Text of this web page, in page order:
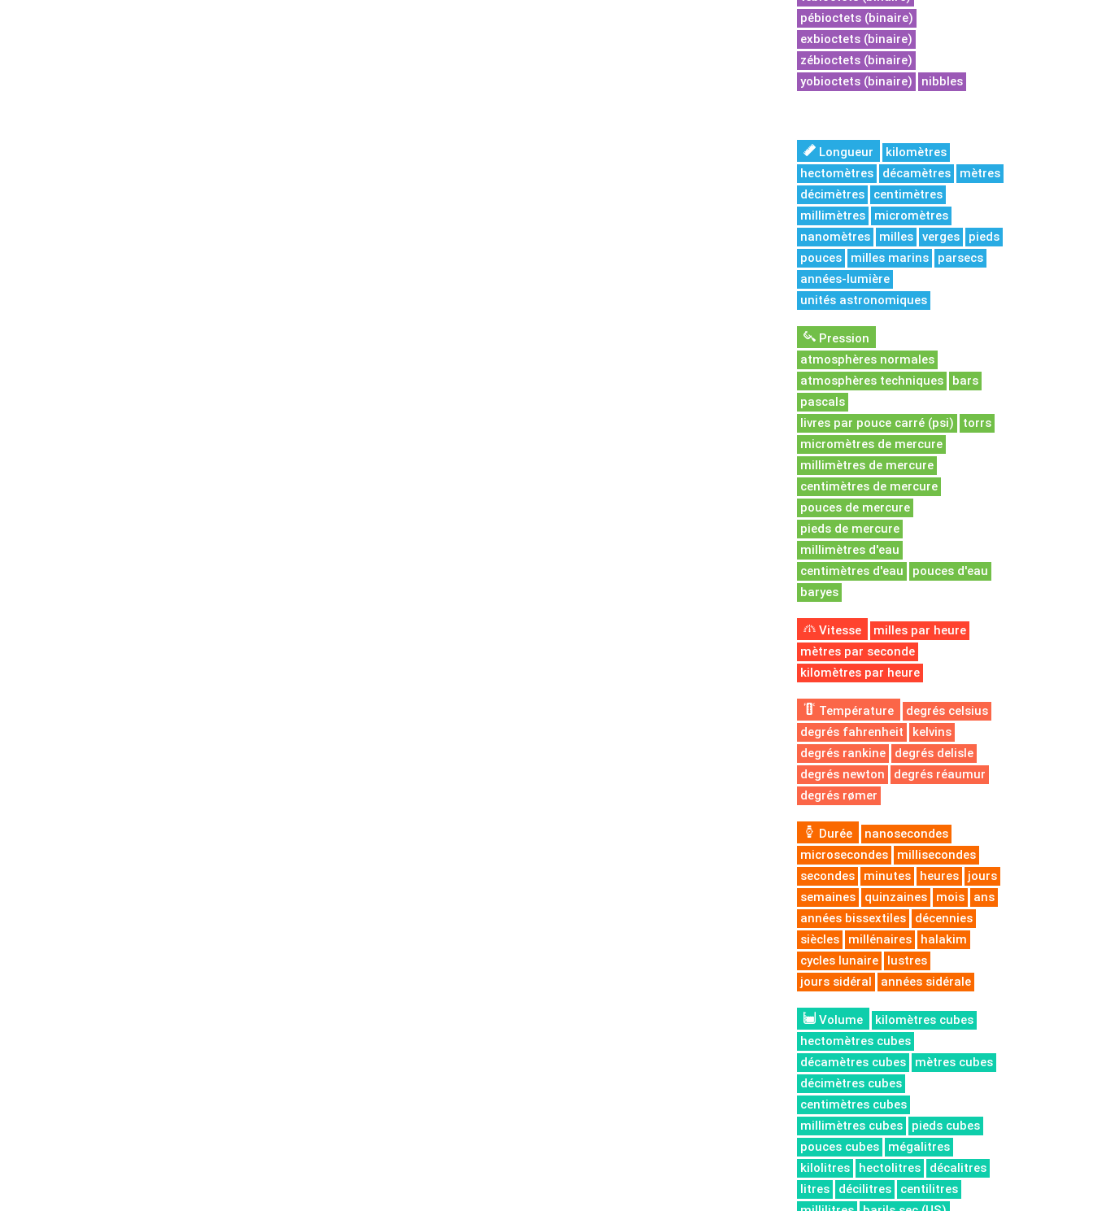
pébioctets (binaire)
exbioctets (binaire)
zébioctets (binaire)
yobioctets (binaire)
nibbles
Longueur
kilomètres
hectomètres
décamètres
mètres
décimètres
centimètres
millimètres
micromètres
nanomètres
milles verges
pieds
pouces
milles marins
parsecs
années-lumière
unités astronomiques
Pression
atmosphères normales
atmosphères techniques
bars
pascals
livres par pouce carré (psi)
torrs
micromètres de mercure
millimètres de mercure
centimètres de mercure
pouces de mercure
pieds de mercure
millimètres d'eau
centimètres d'eau
pouces d'eau
baryes
Vitesse
milles par heure
mètres par seconde
kilomètres par heure
Température
degrés celsius
degrés fahrenheit
kelvins
degrés rankine
degrés delisle
degrés newton
degrés réaumur
degrés rømer
Durée
nanosecondes
microsecondes
millisecondes
secondes
minutes heures
jours
semaines
quinzaines mois
ans
années bissextiles
décennies
siècles
millénaires
halakim
cycles lunaire
lustres
jours sidéral
années sidérale
Volume
kilomètres cubes
hectomètres cubes
décamètres cubes
mètres cubes
décimètres cubes
centimètres cubes
millimètres cubes
pieds cubes
pouces cubes
mégalitres
kilolitres
hectolitres
décalitres
litres
décilitres
centilitres